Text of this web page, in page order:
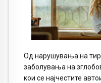
Од нарушувања на
заболувања на
кои се најчестите